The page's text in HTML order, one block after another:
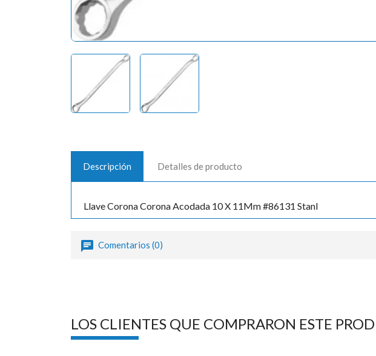
Descripción Detalles de producto
Llave Corona Corona Acodada 10 X 11Mm #86131 Stanl
Comentarios (0)
LOS CLIENTES QUE COMPRARON ESTE